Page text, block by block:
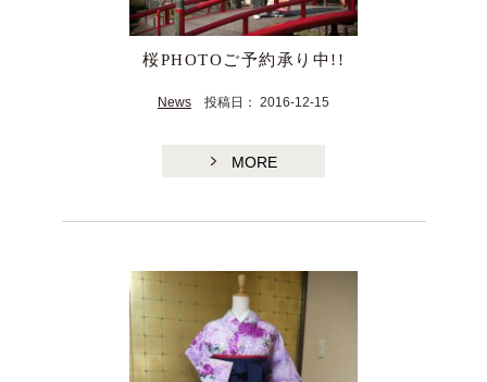
桜PHOTOご予約承り中!!
News 投稿日： 2016-12-15
MORE